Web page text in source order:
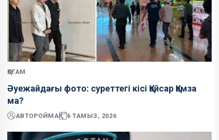
ҚОҒАМ
Әуежайдағы фото: суреттегі кісі Қайсар Қамза
ма?
АВТОРОЙМАҚ 6 ТАМЫЗ, 2026